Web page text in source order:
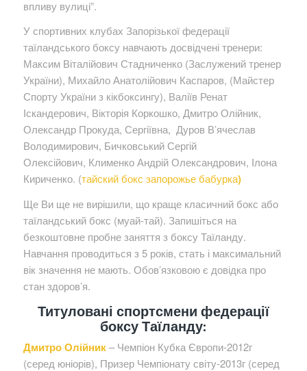
впливу вулиці”.
У спортивних клубах Запорізької федерації
таїландського боксу навчають досвідчені тренери:
Максим Віталійович Стадниченко (Заслужений тренер
України), Михайло Анатолійович Каспаров, (Майстер
Спорту України з кікбоксингу), Валіїв Ренат
Іскандерович, Вікторія Коркошко, Дмитро Олійник,
Олександр Прокуда, Сергіївна, Дуров В’ячеслав
Володимирович, Бичковський Сергій
Олексійович, Клименко Андрій Олександрович, Ілона
Кириченко. (тайский бокс запорожье бабурка)
Ще Ви ще не вирішили, що краще класичний бокс або
таїландський бокс (муай-тай). Запишіться на
безкоштовне пробне заняття з боксу Таїланду.
Навчання проводиться з 5 років, стать і максимальний
вік значення не мають. Обов’язковою є довідка про
стан здоров’я.
Титуловані спортсмени федерації
боксу Таїланду:
Дмитро Олійник– Чемпіон Кубка Європи-2012г
(серед юніорів), Призер Чемпіонату світу-2013г (серед